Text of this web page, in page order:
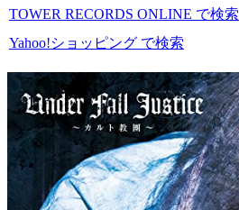
TOWER RECORDS ONLINE で検索
Yahoo!ショッピング で検索